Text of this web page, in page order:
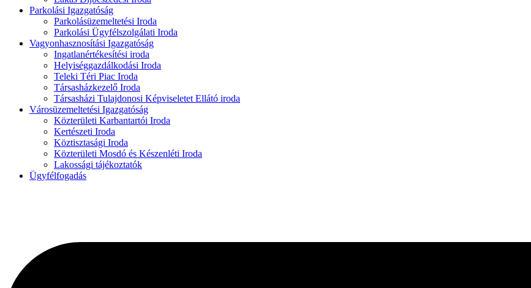
Parkolási Igazgatóság
Parkolásüzemeltetési Iroda
Parkolási Ügyfélszolgálati Iroda
Vagyonhasznosítási Igazgatóság
Ingatlanértékesítési iroda
Helyiséggazdálkodási Iroda
Teleki Téri Piac Iroda
Társasházkezelő Iroda
Társasházi Tulajdonosi Képviseletet Ellátó iroda
Városüzemeltetési Igazgatóság
Közterületi Karbantartói Iroda
Kertészeti Iroda
Köztisztasági Iroda
Közterületi Mosdó és Készenléti Iroda
Lakossági tájékoztatók
Ügyfélfogadás